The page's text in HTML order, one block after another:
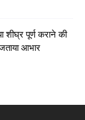
शीघ्र पूर्ण कराने की
आभार